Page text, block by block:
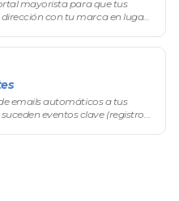
mayorista para que tus
con tu marca en lugar
emails automáticos a tus
eventos clave (registro,